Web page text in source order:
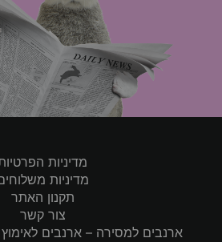
מדיניות
מדיניות
תקנון האתר
צור קשר
ארנבים למסירה – ארנבים